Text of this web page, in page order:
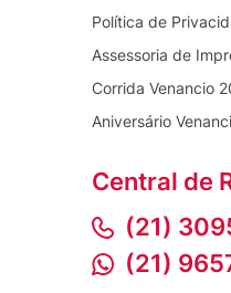
Política de
Assessoria de
Corrida Venancio
Aniversário
Central de
(21)
(21)